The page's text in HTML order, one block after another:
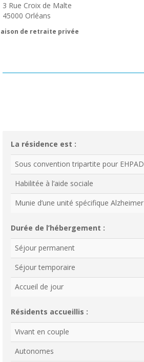
3 Rue Croix de Malte
45000 Orléans
de retraite privée
La résidence est :
Sous convention tripartite pour EHPAD
Habilitée à l’aide sociale
Munie d’une unité spécifique Alzheimer
Durée de l’hébergement :
Séjour permanent
Séjour temporaire
Accueil de jour
Résidents accueillis :
Vivant en couple
Autonomes